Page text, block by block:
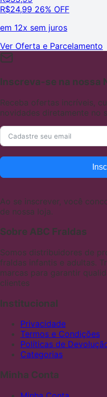
R$24,99 26% OFF
em 12x sem juros
Ver Oferta e Parcelamento
Inscreva-se na nossa
Receba ofertas incríveis,
novidades diretamente no
Ao se inscrever, você
de nossa loja.
Sobre ABC Fraldas
Somos distribuidores de
fraldas infantis e adultas.
marcas para garantir
clientes
Institucional
Privacidade
Termos e Condições
Políticas de
Categorias
Minha Conta